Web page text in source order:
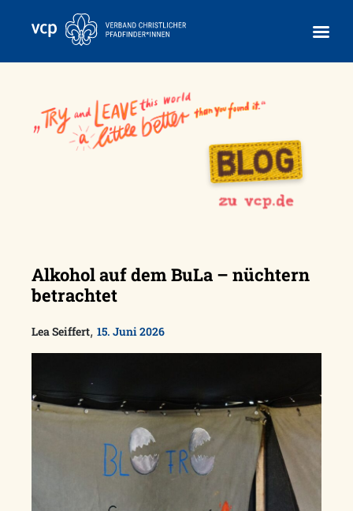
Alkohol auf dem BuLa – nüchtern
betrachtet
Lea Seiffert, 15. Juni 2026